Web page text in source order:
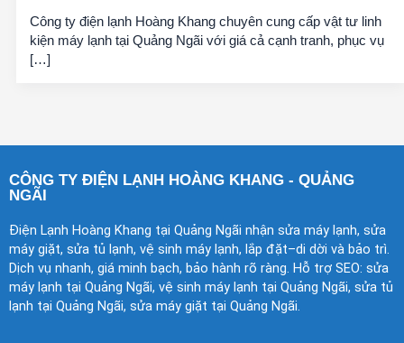
Công ty điện lạnh Hoàng Khang chuyên cung cấp vật tư linh
kiện máy lạnh tại Quảng Ngãi với giá cả cạnh tranh, phục vụ
[…]
CÔNG TY ĐIỆN LẠNH HOÀNG KHANG - QUẢNG
NGÃI
Điện Lạnh Hoàng Khang tại Quảng Ngãi nhận sửa máy lạnh, sửa
máy giặt, sửa tủ lạnh, vệ sinh máy lạnh, lắp đặt–di dời và bảo trì.
Dịch vụ nhanh, giá minh bạch, bảo hành rõ ràng. Hỗ trợ SEO: sửa
máy lạnh tại Quảng Ngãi, vệ sinh máy lạnh tại Quảng Ngãi, sửa tủ
lạnh tại Quảng Ngãi, sửa máy giặt tại Quảng Ngãi.